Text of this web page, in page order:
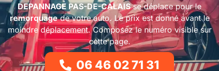
DEPANNAGE PAS-DE-CALAISse déplace pour le
remorquagede votre auto. Le prix est donné avant le
moindre déplacement. Composez le numéro visible sur
cette page.
06 46 02 71 31